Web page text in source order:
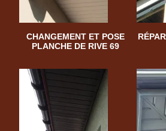
CHANGEMENT ET POSE
PLANCHE DE RIVE 69